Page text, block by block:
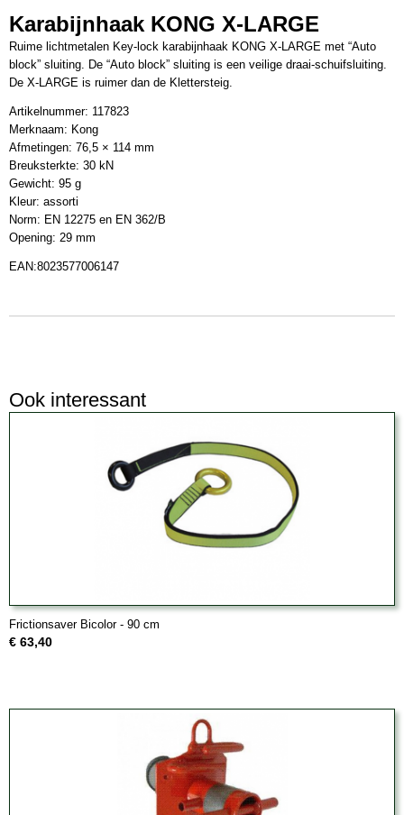
EAN code
8023577006147
Productcode leverancier
117823
0,10 Kg
0,10 Kg
Karabijnhaak KONG X-LARGE
Ruime lichtmetalen Key-lock karabijnhaak KONG X-LARGE met “Auto
block” sluiting. De “Auto block” sluiting is een veilige draai-schuifsluiting.
De X-LARGE is ruimer dan de Klettersteig.
Artikelnummer: 117823
Merknaam: Kong
Afmetingen: 76,5 × 114 mm
Breuksterkte: 30 kN
Gewicht: 95 g
Kleur: assorti
Norm: EN 12275 en EN 362/B
Opening: 29 mm
EAN:8023577006147
Ook interessant
Frictionsaver Bicolor - 90 cm
€ 63,40